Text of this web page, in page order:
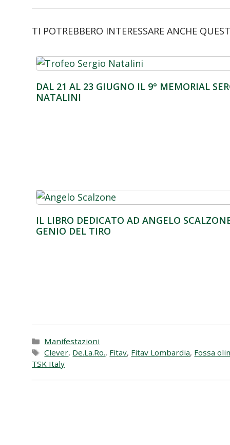
e
b
o
k
k
e
n
at
s
p
p
ai
l
itt
er
TI POTREBBERO INTERESSARE ANCHE
DAL 21 AL 23 GIUGNO IL 9° MEMORIAL
NATALINI
IL LIBRO DEDICATO AD ANGELO
GENIO DEL TIRO
Categorie
Manifestazioni
Tag
Clever, De.La.Ro., Fitav, Fitav Lombardia, Fossa
TSK Italy